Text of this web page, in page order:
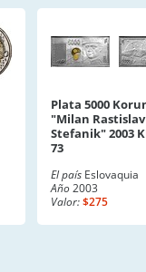
Plata 5000
"Milan Rastislav
Stefanik" 2003
73
El país Eslovaquia
Año2003
Valor:$275